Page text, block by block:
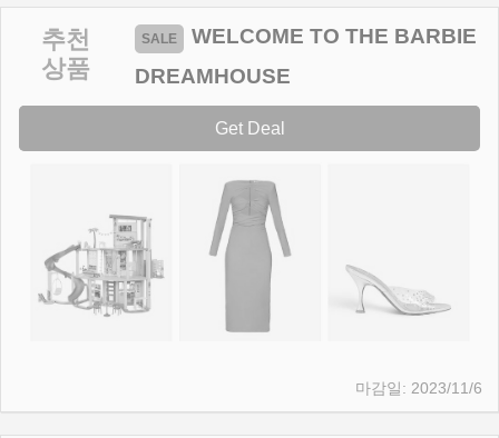
추천
상품
WELCOME TO THE BARBIE
DREAMHOUSE
Get Deal
2023/11/6